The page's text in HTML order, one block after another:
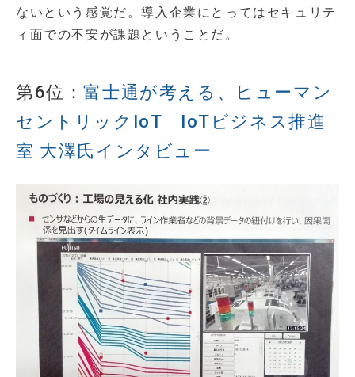
ないという感覚だ。導入企業にとってはセキュリテ
ィ面での不安が課題ということだ。
第6位：富士通が考える、ヒューマン
セントリックIoT IoTビジネス推進
室 大澤氏インタビュー